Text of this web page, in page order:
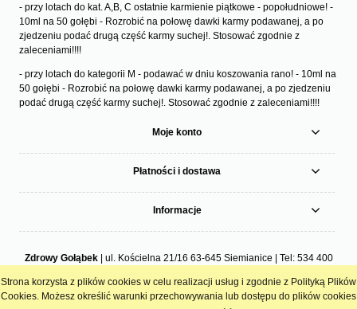
Strona korzysta z plików cookies w celu realizacji usług i zgodnie z Polityką Plików
Cookies. Możesz określić warunki przechowywania lub dostępu do plików cookies
- przy lotach do kat. A,B, C ostatnie karmienie piątkowe - popołudniowe! -
10ml na 50 gołębi - Rozrobić na połowę dawki karmy podawanej, a po
zjedzeniu podać drugą część karmy suchej!. Stosować zgodnie z
zaleceniami!!!!
- przy lotach do kategorii M - podawać w dniu koszowania rano! - 10ml na
50 gołębi - Rozrobić na połowę dawki karmy podawanej, a po zjedzeniu
podać drugą część karmy suchej!. Stosować zgodnie z zaleceniami!!!!
Moje konto
Płatności i dostawa
Informacje
Zdrowy Gołąbek| ul. Kościelna 21/16 63-645 Siemianice | Tel: 534 400
pokaż pełną wersję strony